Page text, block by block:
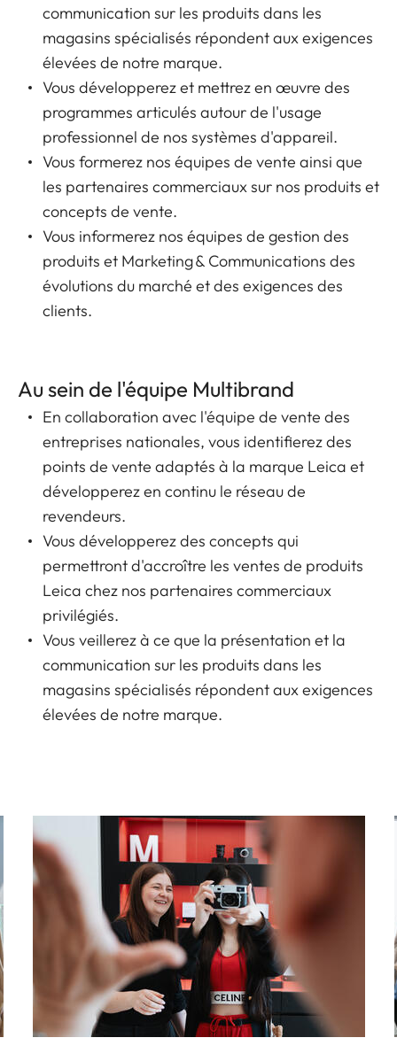
communication sur les produits dans les
magasins spécialisés répondent aux exigences
élevées de notre marque.
Vous développerez et mettrez en œuvre des
programmes articulés autour de l'usage
professionnel de nos systèmes d'appareil.
Vous formerez nos équipes de vente ainsi que
les partenaires commerciaux sur nos produits et
concepts de vente.
Vous informerez nos équipes de gestion des
produits et Marketing & Communications des
évolutions du marché et des exigences des
clients.
Au sein de l'équipe Multibrand
En collaboration avec l'équipe de vente des
entreprises nationales, vous identifierez des
points de vente adaptés à la marque Leica et
développerez en continu le réseau de
revendeurs.
Vous développerez des concepts qui
permettront d'accroître les ventes de produits
Leica chez nos partenaires commerciaux
privilégiés.
Vous veillerez à ce que la présentation et la
communication sur les produits dans les
magasins spécialisés répondent aux exigences
élevées de notre marque.